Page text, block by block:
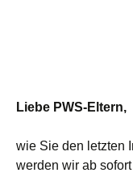
Liebe PWS-Eltern,
wie Sie den letzten
werden wir ab